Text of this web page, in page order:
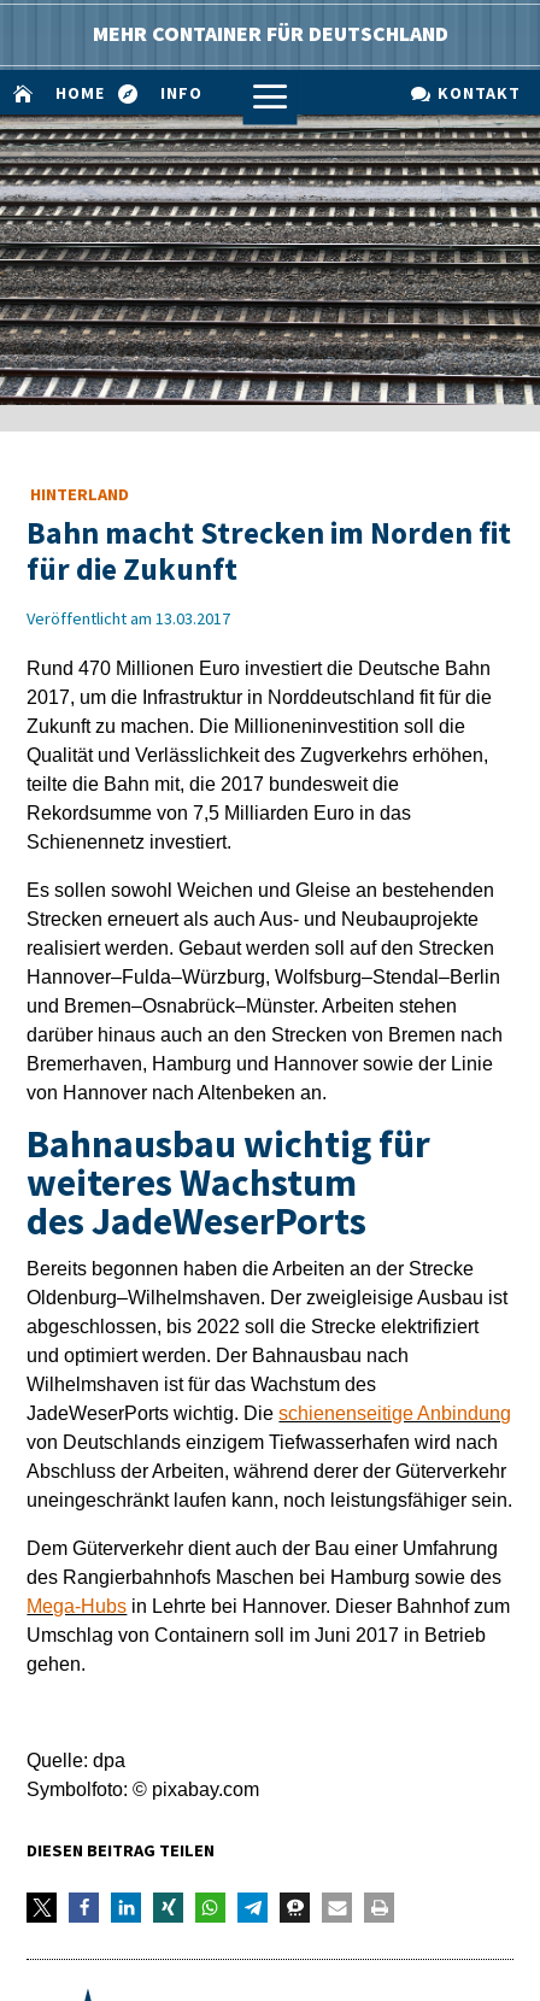
MEHR CONTAINER FÜR DEUTSCHLAND
 HOME  INFO a  KONTAKT
HINTERLAND
Bahn macht Strecken im Norden fit
für die Zukunft
Veröffentlicht am 13.03.2017
Rund 470 Millionen Euro investiert die Deutsche Bahn
2017, um die Infrastruktur in Norddeutschland fit für die
Zukunft zu machen. Die Millioneninvestition soll die
Qualität und Verlässlichkeit des Zugverkehrs erhöhen,
teilte die Bahn mit, die 2017 bundesweit die
Rekordsumme von 7,5 Milliarden Euro in das
Schienennetz investiert.
Es sollen sowohl Weichen und Gleise an bestehenden
Strecken erneuert als auch Aus- und Neubauprojekte
realisiert werden. Gebaut werden soll auf den Strecken
Hannover–Fulda–Würzburg, Wolfsburg–Stendal–Berlin
und Bremen–Osnabrück–Münster. Arbeiten stehen
darüber hinaus auch an den Strecken von Bremen nach
Bremerhaven, Hamburg und Hannover sowie der Linie
von Hannover nach Altenbeken an.
Bahnausbau wichtig für
weiteres Wachstum
des JadeWeserPorts
Bereits begonnen haben die Arbeiten an der Strecke
Oldenburg–Wilhelmshaven. Der zweigleisige Ausbau ist
abgeschlossen, bis 2022 soll die Strecke elektrifiziert
und optimiert werden. Der Bahnausbau nach
Wilhelmshaven ist für das Wachstum des
JadeWeserPorts wichtig. Dieschienenseitige Anbindung
von Deutschlands einzigem Tiefwasserhafen wird nach
Abschluss der Arbeiten, während derer der Güterverkehr
uneingeschränkt laufen kann, noch leistungsfähiger sein.
Dem Güterverkehr dient auch der Bau einer Umfahrung
des Rangierbahnhofs Maschen bei Hamburg sowie des
Mega-Hubs in Lehrte bei Hannover. Dieser Bahnhof zum
Umschlag von Containern soll im Juni 2017 in Betrieb
gehen.
Quelle: dpa
Symbolfoto: © pixabay.com
DIESEN BEITRAG TEILEN